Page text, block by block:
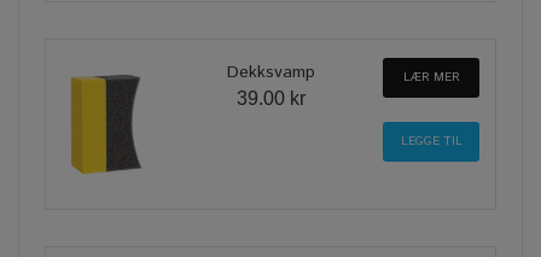
Dekksvamp
39.00 kr
LÆR MER